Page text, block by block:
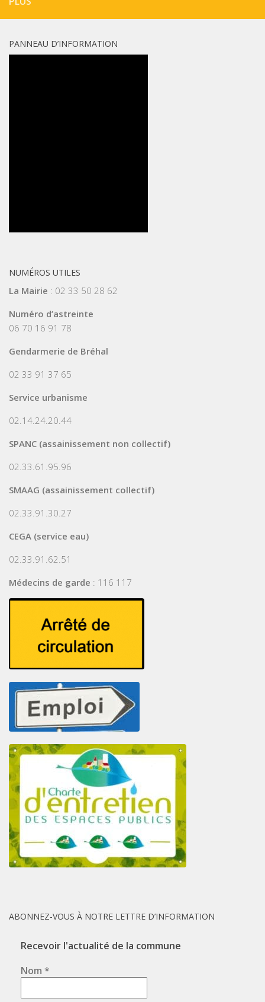
PANNEAU D’INFORMATION
NUMÉROS UTILES
La Mairie : 02 33 50 28 62
Numéro d’astreinte
06 70 16 91 78
Gendarmerie de Bréhal
02 33 91 37 65
Service urbanisme
02.14.24.20.44
SPANC (assainissement non collectif)
02.33.61.95.96
SMAAG (assainissement collectif)
02.33.91.30.27
CEGA (service eau)
02.33.91.62.51
Médecins de garde : 116 117
ABONNEZ-VOUS À NOTRE LETTRE D’INFORMATION
Recevoir l'actualité de la commune
Nom *